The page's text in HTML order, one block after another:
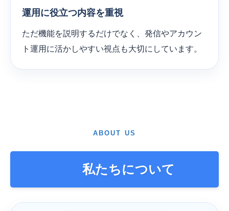
運用に役立つ内容を重視
ただ機能を説明するだけでなく、発信やアカウン
ト運用に活かしやすい視点も大切にしています。
ABOUT US
私たちについて